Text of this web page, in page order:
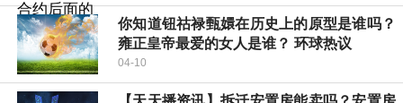
你知道钮祜禄甄嬛在历史上的原型是谁吗？
雍正皇帝最爱的女人是谁？ 环球热议
04-10